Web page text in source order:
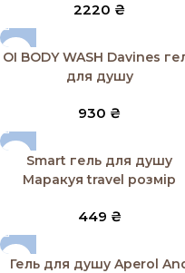
2220 ₴
SOLD OUT
OI BODY WASH Davines
для душу
930 ₴
Smart гель для душу
Маракуя travel розмір
449 ₴
SOLD OUT
Гель для душу Aperol